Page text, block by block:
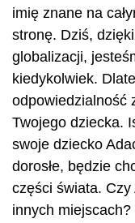
imię znane na
stronę. Dziś,
globalizacji,
kiedykolwiek.
odpowiedzialność
Twojego dziecka.
swoje dziecko
dorosłe, będzie
części świata.
innych